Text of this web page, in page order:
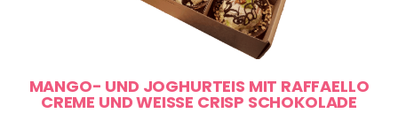
MANGO- UND JOGHURTEIS MIT RAFFAELLO
CREME UND WEISSE CRISP SCHOKOLADE